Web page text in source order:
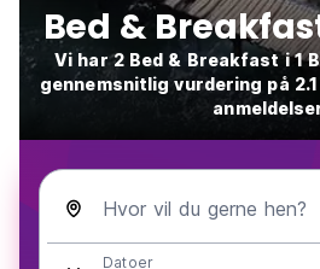
Bed &
Vi har 2 Bed & Breakfast i 1
gennemsnitlig vurdering på
Hvor vil du gerne hen?
Datoer